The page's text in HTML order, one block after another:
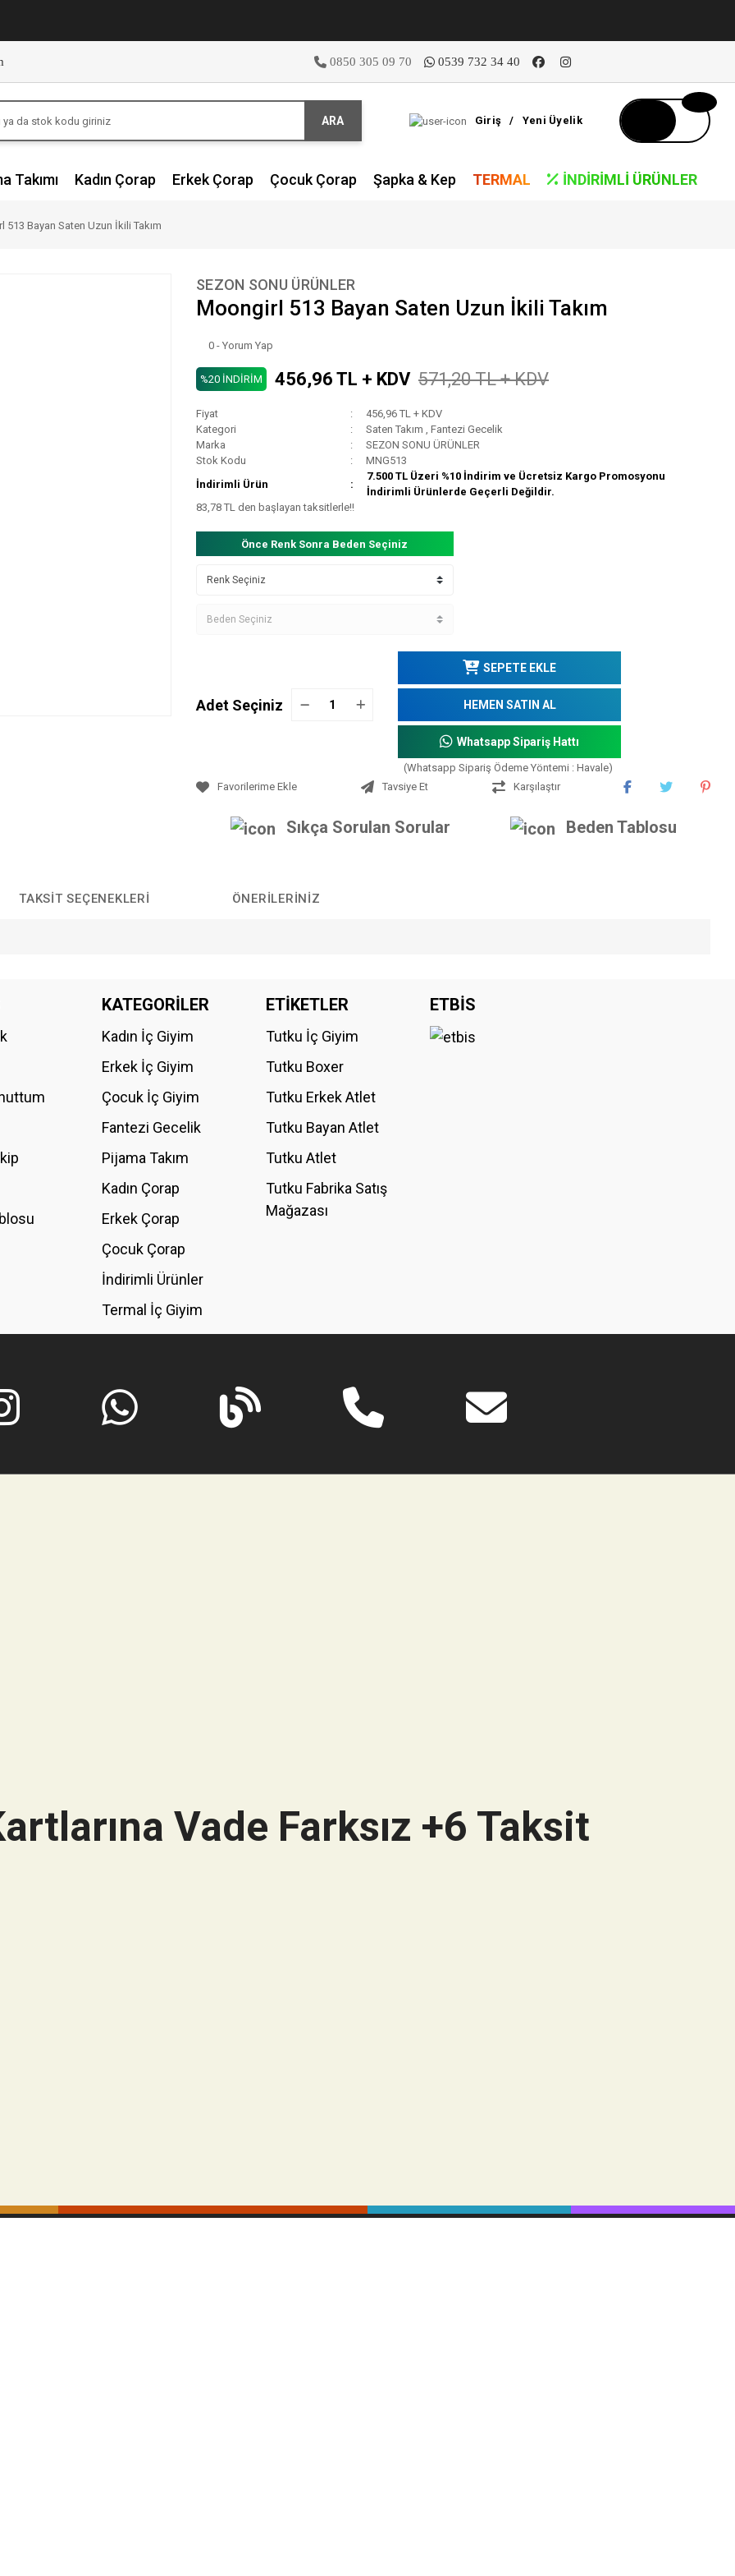
0850 305 09 70 0539 732 34 40
ARA Giriş / Yeni Üyelik
Takımı Kadın Çorap Erkek Çorap Çocuk Çorap Şapka & Kep TERMAL İNDIRIMLI ÜRÜNLER
513 Bayan Saten Uzun İkili Takım
SEZON SONU ÜRÜNLER
Moongirl 513 Bayan Saten Uzun İkili Takım
0 - Yorum Yap
%20 İNDİRİM 456,96 TL + KDV 571,20 TL + KDV
Fiyat
456,96 TL + KDV
Kategori
Saten Takım ,Fantezi Gecelik
Marka
SEZON SONU ÜRÜNLER
Stok Kodu
MNG513
İndirimli Ürün
7.500 TL Üzeri %10 İndirim ve Ücretsiz Kargo Promosyonu
İndirimli Ürünlerde Geçerli Değildir.
83,78 TL den başlayan taksitlerle!!
Önce Renk Sonra Beden Seçiniz
Adet Seçiniz
SEPETE EKLE
HEMEN SATIN AL
Whatsapp Sipariş Hattı
(Whatsapp Sipariş Ödeme Yöntemi : Havale)
Tavsiye Et
Karşılaştır
Sıkça Sorulan Sorular Beden Tablosu
TAKSIT SEÇENEKLERI ÖNERILERINIZ
Bu ürüne ilk yorumu siz yapın!
KATEGORİLER
Kadın İç Giyim
Erkek İç Giyim
Çocuk İç Giyim
Fantezi Gecelik
Pijama Takım
Kadın Çorap
Erkek Çorap
Çocuk Çorap
İndirimli Ürünler
Termal İç Giyim
ETİKETLER
Tutku İç Giyim
Tutku Boxer
Tutku Erkek Atlet
Tutku Bayan Atlet
Tutku Atlet
Tutku Fabrika Satış
Mağazası
ETBİS
Vade Farksız +6 Taksit